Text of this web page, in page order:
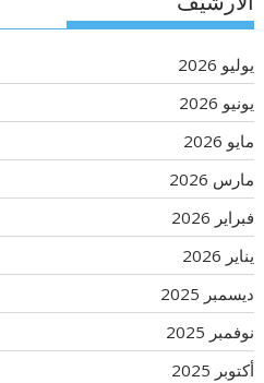
يوليو 2026
يونيو 2026
مايو 2026
مارس 2026
فبراير 2026
يناير 2026
ديسمبر 2025
نوفمبر 2025
أكتوبر 2025